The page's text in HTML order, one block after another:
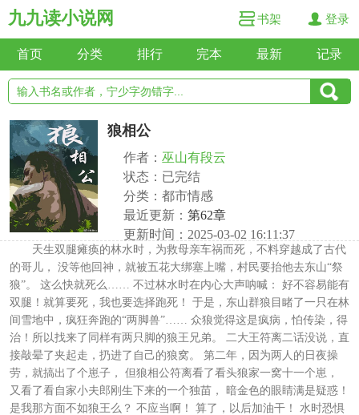
九九读小说网 书架 登录
首页 分类 排行 完本 最新 记录
狼相公
作者： 巫山有段云
状态：已完结
分类：都市情感
最近更新： 第62章
更新时间：2025-03-02 16:11:37
天生双腿瘫痪的林水时，为救母亲车祸而死，不料穿越成了古代
的哥儿， 没等他回神，就被五花大绑塞上嘴，村民要抬他去东山“祭
狼”。 这么快就死么…… 不过林水时在内心大声呐喊： 好不容易能有
双腿！就算要死，我也要选择跑死！ 于是，东山群狼目睹了一只在林
间雪地中，疯狂奔跑的“两脚兽”…… 众狼觉得这是疯病，怕传染，得
治！所以找来了同样有两只脚的狼王兄弟。 二大王符离二话没说，直
接敲晕了夹起走，扔进了自己的狼窝。 第二年，因为两人的日夜操
劳，就搞出了个崽子， 但狼相公符离看了看头狼家一窝十一个崽，
又看了看自家小夫郎刚生下来的一个独苗， 暗金色的眼睛满是疑惑！
是我那方面不如狼王么？ 不应当啊！ 算了，以后加油干！ 水时恐惧